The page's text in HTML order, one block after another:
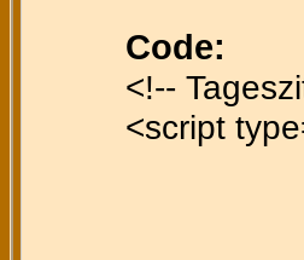
Code:
<!--
<script